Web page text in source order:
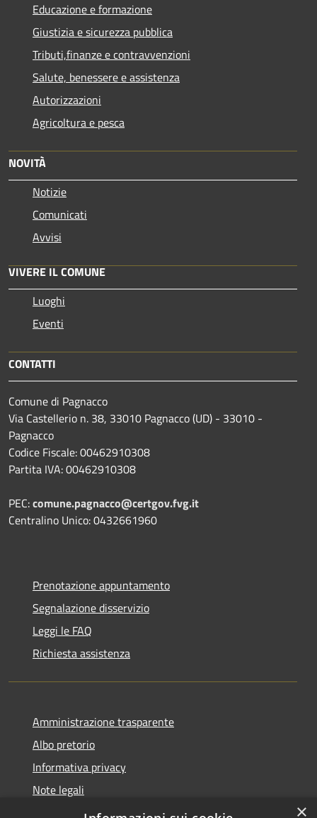
Educazione e formazione
Giustizia e sicurezza pubblica
Tributi,finanze e contravvenzioni
Salute, benessere e assistenza
Autorizzazioni
Agricoltura e pesca
NOVITÀ
Notizie
Comunicati
Avvisi
VIVERE IL COMUNE
Luoghi
Eventi
CONTATTI
Comune di Pagnacco
Via Castellerio n. 38, 33010 Pagnacco (UD) - 33010 -
Pagnacco
Codice Fiscale: 00462910308
Partita IVA: 00462910308
PEC:comune.pagnacco@certgov.fvg.it
Centralino Unico: 0432661960
Prenotazione appuntamento
Segnalazione disservizio
Leggi le FAQ
Richiesta assistenza
Amministrazione trasparente
Albo pretorio
Informativa privacy
Note legali
Dichiarazione di accessibilità
×